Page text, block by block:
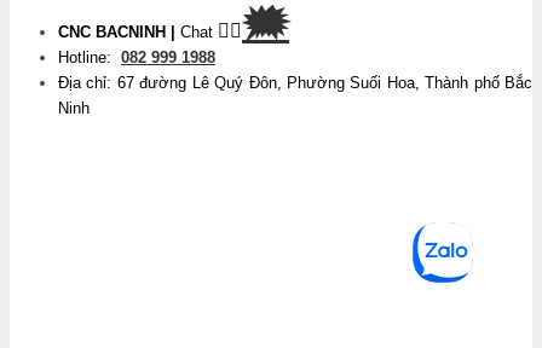
CNC BACNINH | Chat 👉🏽🗯
Hotline: 082 999 1988
Địa chỉ: 67 đường Lê Quý Đôn, Phường Suối Hoa, Thành phố Bắc
Ninh